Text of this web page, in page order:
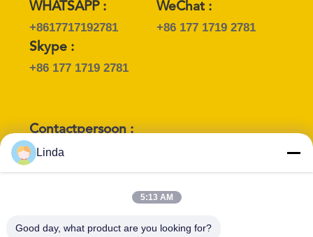
WHATSAPP :
+8617717192781
WeChat :
+86 177 1719 2781
Skype :
+86 177 1719 2781
Contactpersoon :
Miss. Julia
E-mail :
julia@knwiremesh.com
Head of Senior
+86 177 3408 2565
Linda
5:13 AM
Good day, what product are you looking for?